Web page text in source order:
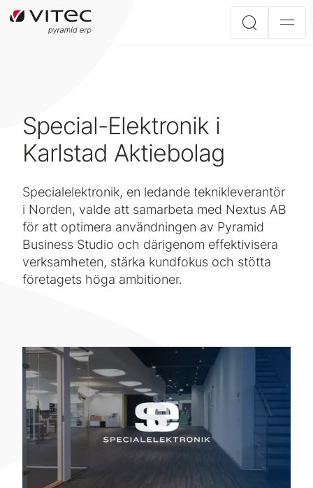
Special-Elektronik i
Karlstad Aktiebolag
Specialelektronik, en ledande teknikleverantör
i Norden, valde att samarbeta med Nextus AB
för att optimera användningen av Pyramid
Business Studio och därigenom effektivisera
verksamheten, stärka kundfokus och stötta
företagets höga ambitioner.